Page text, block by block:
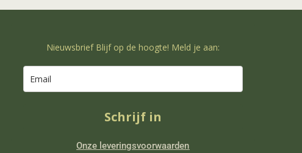
Nieuwsbrief Blijf op de hoogte! Meld je aan:
Schrijf in
Onze leveringsvoorwaarden